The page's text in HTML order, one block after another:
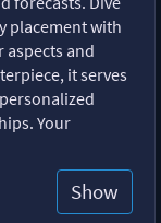
placement with
and
it serves
Your
Show